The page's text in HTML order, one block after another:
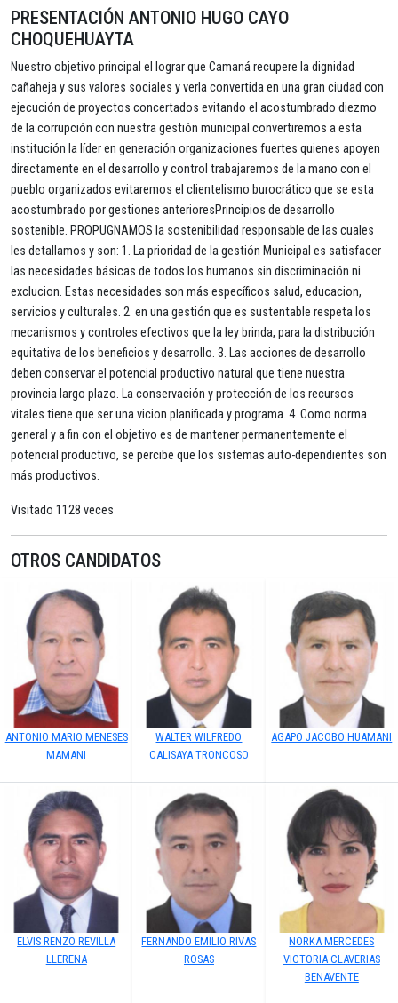
PRESENTACIÓN ANTONIO HUGO CAYO
CHOQUEHUAYTA
Nuestro objetivo principal el lograr que Camaná recupere la dignidad
cañaheja y sus valores sociales y verla convertida en una gran ciudad con
ejecución de proyectos concertados evitando el acostumbrado diezmo
de la corrupción con nuestra gestión municipal convertiremos a esta
institución la líder en generación organizaciones fuertes quienes apoyen
directamente en el desarrollo y control trabajaremos de la mano con el
pueblo organizados evitaremos el clientelismo burocrático que se esta
acostumbrado por gestiones anterioresPrincipios de desarrollo
sostenible. PROPUGNAMOS la sostenibilidad responsable de las cuales
les detallamos y son: 1. La prioridad de la gestión Municipal es satisfacer
las necesidades básicas de todos los humanos sin discriminación ni
exclucion. Estas necesidades son más específicos salud, educacion,
servicios y culturales. 2. en una gestión que es sustentable respeta los
mecanismos y controles efectivos que la ley brinda, para la distribución
equitativa de los beneficios y desarrollo. 3. Las acciones de desarrollo
deben conservar el potencial productivo natural que tiene nuestra
provincia largo plazo. La conservación y protección de los recursos
vitales tiene que ser una vicion planificada y programa. 4. Como norma
general y a fin con el objetivo es de mantener permanentemente el
potencial productivo, se percibe que los sistemas auto-dependientes son
más productivos.
Visitado 1128 veces
OTROS CANDIDATOS
ANTONIO MARIO MENESES
MAMANI
WALTER WILFREDO
CALISAYA TRONCOSO
AGAPO JACOBO HUAMANI
ELVIS RENZO REVILLA
LLERENA
FERNANDO EMILIO RIVAS
ROSAS
NORKA MERCEDES
VICTORIA CLAVERIAS
BENAVENTE